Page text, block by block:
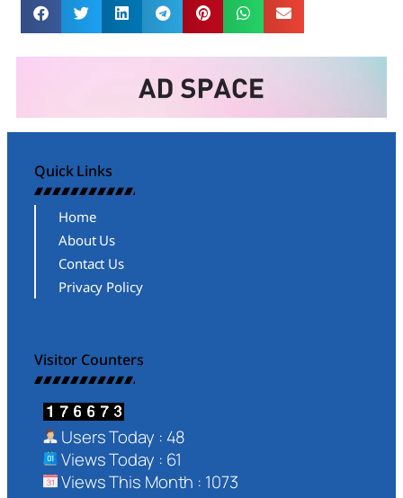
Quick Links
Home
About Us
Contact Us
Privacy Policy
Visitor Counters
Users Today : 48
Views Today : 61
Views This Month : 1073